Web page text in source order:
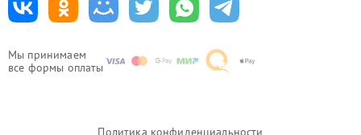
Мы принимаем
все формы оплаты
Политика конфиденциальности